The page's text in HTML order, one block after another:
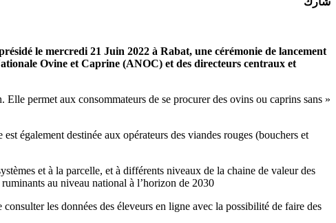
le mercredi 21 Juin 2022 à Rabat, une cérémonie de lancement
Ovine et Caprine (ANOC) et des directeurs centraux et
permet aux consommateurs de se procurer des ovins ou caprins sans
également destinée aux opérateurs des viandes rouges (bouchers et
et à la parcelle, et à différents niveaux de la chaine de valeur des
au niveau national à l’horizon de 2030.
les données des éleveurs en ligne avec la possibilité de faire des